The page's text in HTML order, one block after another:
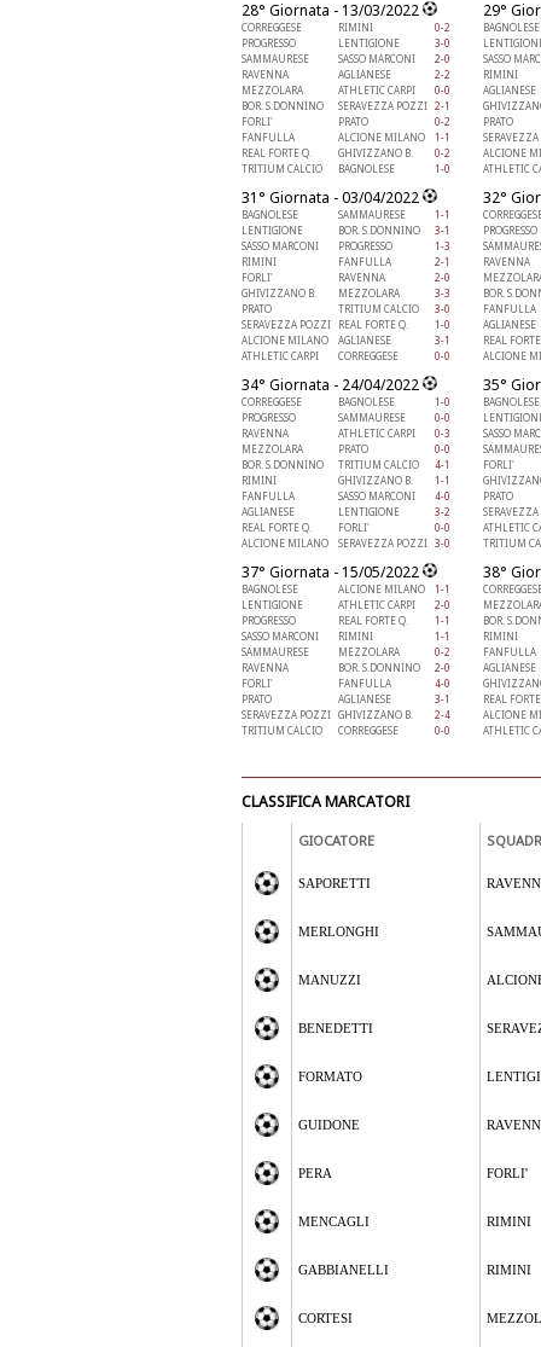
28° Giornata - 13/03/2022
CORREGGESE RIMINI
0-2
PROGRESSO
LENTIGIONE
3-0
SAMMAURESE
SASSO MARCONI
2-0
RAVENNA
AGLIANESE
2-2
MEZZOLARA
ATHLETIC CARPI
0-0
BOR. S.DONNINO
SERAVEZZA POZZI 2-1
FORLI'
PRATO
0-2
FANFULLA
ALCIONE MILANO
1-1
REAL FORTE Q.
GHIVIZZANO B.
0-2
TRITIUM CALCIO
BAGNOLESE 1-0
31° Giornata - 03/04/2022
BAGNOLESE SAMMAURESE
1-1
LENTIGIONE
BOR. S.DONNINO
3-1
SASSO MARCONI
PROGRESSO
1-3
RIMINI
FANFULLA
2-1
FORLI'
RAVENNA
2-0
GHIVIZZANO B.
MEZZOLARA
3-3
PRATO
TRITIUM CALCIO
3-0
SERAVEZZA POZZI
REAL FORTE Q.
1-0
ALCIONE MILANO
AGLIANESE
3-1
ATHLETIC CARPI
CORREGGESE 0-0
34° Giornata - 24/04/2022
CORREGGESE BAGNOLESE
1-0
PROGRESSO
SAMMAURESE
0-0
RAVENNA
ATHLETIC CARPI
0-3
MEZZOLARA
PRATO
0-0
BOR. S.DONNINO
TRITIUM CALCIO
4-1
RIMINI
GHIVIZZANO B.
1-1
FANFULLA
SASSO MARCONI
4-0
AGLIANESE
LENTIGIONE
3-2
REAL FORTE Q.
FORLI'
0-0
ALCIONE MILANO
SERAVEZZA POZZI 3-0
37° Giornata - 15/05/2022
BAGNOLESE ALCIONE MILANO
1-1
LENTIGIONE
ATHLETIC CARPI
2-0
PROGRESSO
REAL FORTE Q.
1-1
SASSO MARCONI
RIMINI
1-1
SAMMAURESE
MEZZOLARA
0-2
RAVENNA
BOR. S.DONNINO
2-0
FORLI'
FANFULLA
4-0
PRATO
AGLIANESE
3-1
SERAVEZZA POZZI GHIVIZZANO B.
2-4
TRITIUM CALCIO
CORREGGESE 0-0
29°
BAGNOLESE
SASSO
RIMINI
AGLIANESE
PRATO
ALCIONE
ATHLETIC
32°
PROGRESSO
RAVENNA
BOR.
FANFULLA
AGLIANESE
REAL
ALCIONE
35°
BAGNOLESE
SASSO
FORLI'
PRATO
ATHLETIC
TRITIUM
38°
BOR.
RIMINI
FANFULLA
AGLIANESE
REAL
ALCIONE
ATHLETIC
CLASSIFICA MARCATORI
GIOCATORE
SAPORETTI
MERLONGHI
MANUZZI
BENEDETTI
FORMATO
GUIDONE
PERA FORLI'
MENCAGLI RIMINI
GABBIANELLI RIMINI
CORTESI